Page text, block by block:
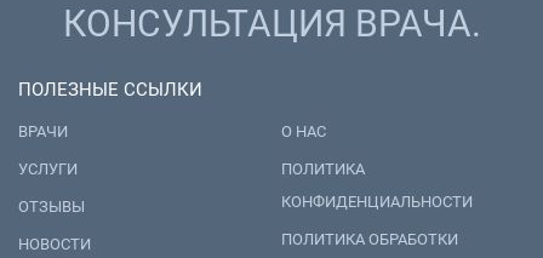
КОНСУЛЬТАЦИЯ ВРАЧА.
ПОЛЕЗНЫЕ ССЫЛКИ
ВРАЧИ
УСЛУГИ
ОТЗЫВЫ
НОВОСТИ
О НАС
ПОЛИТИКА
КОНФИДЕНЦИАЛЬНОСТИ
ПОЛИТИКА ОБРАБОТКИ